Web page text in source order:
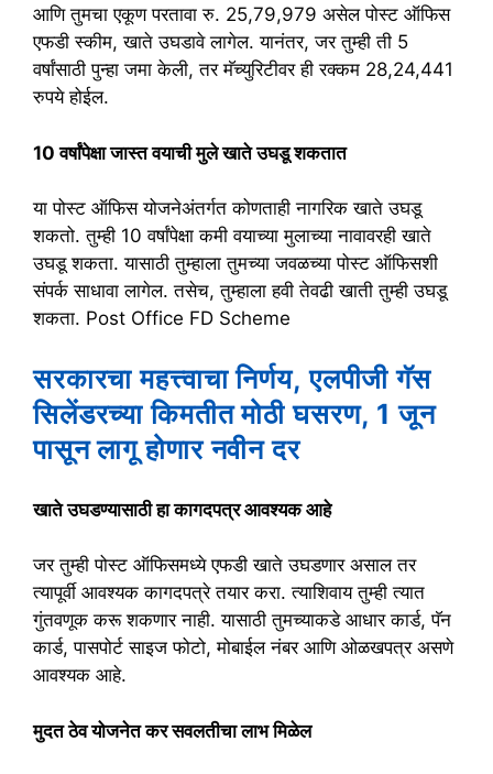
आणि तुमचा एकूण परतावा रु. 25,79,979 असेल पोस्ट ऑफिस
एफडी स्कीम, खाते उघडावे लागेल. यानंतर, जर तुम्ही ती 5
वर्षांसाठी पुन्हा जमा केली, तर मॅच्युरिटीवर ही रक्कम 28,24,441
रुपये होईल.
10 वर्षांपेक्षा जास्त वयाची मुले खाते उघडू शकतात
या पोस्ट ऑफिस योजनेअंतर्गत कोणताही नागरिक खाते उघडू
शकतो. तुम्ही 10 वर्षांपेक्षा कमी वयाच्या मुलाच्या नावावरही खाते
उघडू शकता. यासाठी तुम्हाला तुमच्या जवळच्या पोस्ट ऑफिसशी
संपर्क साधावा लागेल. तसेच, तुम्हाला हवी तेवढी खाती तुम्ही उघडू
शकता. Post Office FD Scheme
सरकारचा महत्त्वाचा निर्णय, एलपीजी गॅस
सिलेंडरच्या किमतीत मोठी घसरण, 1 जून
पासून लागू होणार नवीन दर
खाते उघडण्यासाठी हा कागदपत्र आवश्यक आहे
जर तुम्ही पोस्ट ऑफिसमध्ये एफडी खाते उघडणार असाल तर
त्यापूर्वी आवश्यक कागदपत्रे तयार करा. त्याशिवाय तुम्ही त्यात
गुंतवणूक करू शकणार नाही. यासाठी तुमच्याकडे आधार कार्ड, पॅन
कार्ड, पासपोर्ट साइज फोटो, मोबाईल नंबर आणि ओळखपत्र असणे
आवश्यक आहे.
मुदत ठेव योजनेत कर सवलतीचा लाभ मिळेल